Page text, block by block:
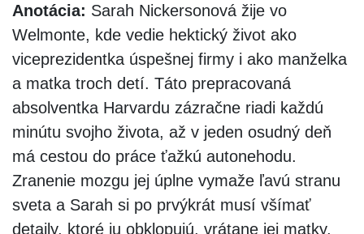
Anotácia: Sarah Nickersonová žije vo
Welmonte, kde vedie hektický život ako
viceprezidentka úspešnej firmy i ako manželka
a matka troch detí. Táto prepracovaná
absolventka Harvardu zázračne riadi každú
minútu svojho života, až v jeden osudný deň
má cestou do práce ťažkú autonehodu.
Zranenie mozgu jej úplne vymaže ľavú stranu
sveta a Sarah si po prvýkrát musí všímať
detaily, ktoré ju obklopujú, vrátane jej matky,